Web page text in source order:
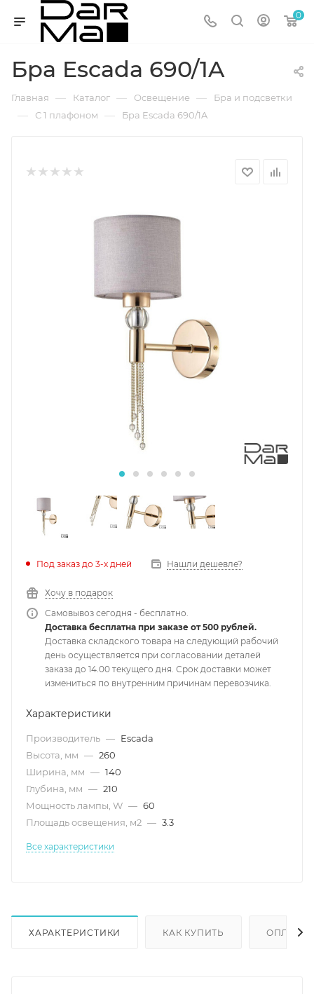
0
Бра Escada 690/1A
Главная — Каталог — Освещение — Бра и подсветки
— С 1 плафоном — Бра Escada 690/1A
Под заказ до 3-х дней Нашли дешевле?
Хочу в подарок
Самовывоз сегодня - бесплатно.
Доставка бесплатна при заказе от 500 рублей.
Доставка складского товара на следующий рабочий
день осуществляется при согласовании деталей
заказа до 14.00 текущего дня. Срок доставки может
измениться по внутренним причинам перевозчика.
Характеристики
Производитель — Escada
Высота, мм — 260
Ширина, мм — 140
Глубина, мм — 210
Мощность лампы, W — 60
Площадь освещения, м2 — 3.3
Все характеристики
ХАРАКТЕРИСТИКИ КАК КУПИТЬ ОПЛАТА